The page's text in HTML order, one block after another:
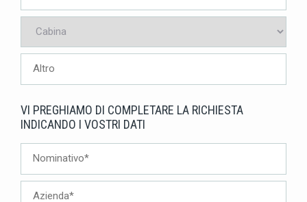
VI PREGHIAMO DI COMPLETARE LA RICHIESTA
INDICANDO I VOSTRI DATI